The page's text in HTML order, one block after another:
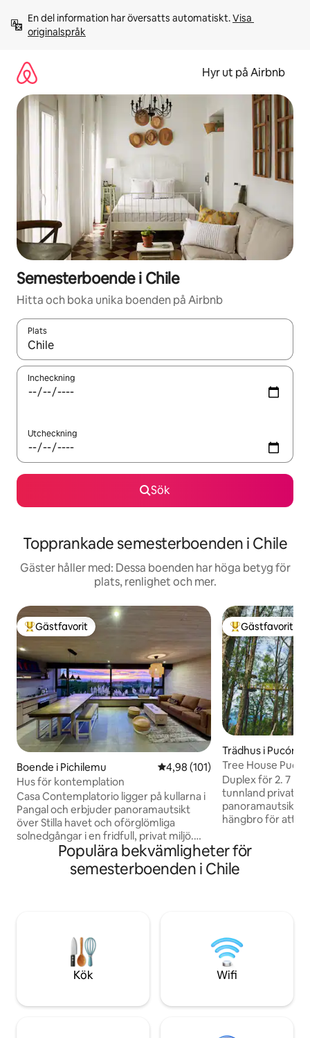
innehåll
En del information har översatts automatiskt. Visa
originalspråk
Hyr ut på Airbnb
Semesterboende i Chile
Hitta och boka unika boenden på Airbnb
Plats
När resultaten är tillgängliga kan du navigera med upp- och
Incheckning
Utcheckning
Sök
Topprankade semesterboenden i Chile
Gäster håller med: Dessa boenden har höga betyg för
plats, renlighet och mer.
Populär gästfavorit
Gästfavorit
Boende i Pichilemu 4,98 av 5 i genomsnittligt
4,98 (101)
Hus för kontemplation
Casa Contemplatorio ligger på kullarna i
Pangal och erbjuder panoramautsikt
över Stilla havet och oförglömliga
solnedgångar i en fridfull, privat miljö.
Gäster älskar lugnet, den mysiga
designen och känslan av att vara
omgiven av naturen samtidigt som det
och kombinerar komfort med
hållbarhet. Det är den perfekta tillflykten
för att koppla av, ladda om och
återförenas med naturen med stil. 🌅🌿
Populär
Gästfavorit
Trädhus i Pucón
Tree House
Duplex deluxe
Duplex för 2. 7 meter över marken. 2
tunnland privat
panoramautsikt
hängbro för att
golvvärme och
förbränning.
Skrivbord, Wi-Fi, fullt utrustat kök med
hårtork, bidé!,
parkering. 6 km från Pucón på asfalterad
väg. Körde av
Populära bekvämligheter för
semesterboenden i Chile
Kök Wifi